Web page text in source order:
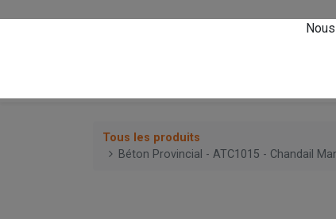
Vivez
Tous les produits
Béton Provincial - ATC1015 - Chandail